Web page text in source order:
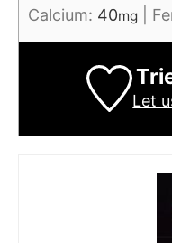
Calcium: 40mg
Let